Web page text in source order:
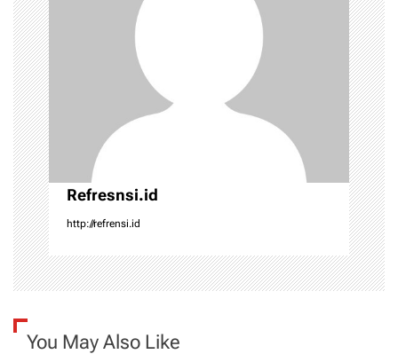
a
t
i
o
n
Refresnsi.id
http://refrensi.id
You May Also Like